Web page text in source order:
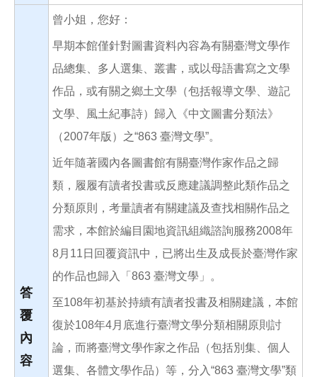
答
覆
內
容
曾小姐，您好：
早期本館僅針對圖書資料內容為有關臺灣文學作
品總集、多人選集、叢書，或以母語書寫之文學
作品，或有關之鄉土文學（包括報導文學、遊記
文學、風土紀事詩）歸入《中文圖書分類法》
（2007年版）之“863 臺灣文學”。
近年隨著國內各圖書館有關臺灣作家作品之歸
類，履履有讀者投書或反應建議調整此類作品之
分類原則，考量讀者有關建議及查找相關作品之
需求，本館於編目園地資訊組織諮詢服務2008年
8月11日回覆資訊中，已將出生及成長於臺灣作家
的作品也歸入「863 臺灣文學」。
至108年初基於持續有讀者投書及相關建議，本館
復於108年4月底進行臺灣文學分類相關原則討
論，而將臺灣文學作家之作品（包括別集、個人
選集、各體文學作品）等，分入“863 臺灣文學”類